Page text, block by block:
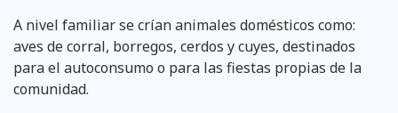
A nivel familiar se crían animales domésticos como:
aves de corral, borregos, cerdos y cuyes, destinados
para el autoconsumo o para las fiestas propias de la
comunidad.